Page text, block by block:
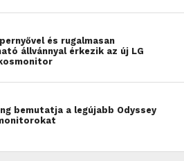
és rugalmasan
állvánnyal érkezik az új LG
bemutatja a legújabb Odyssey